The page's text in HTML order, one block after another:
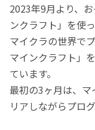
2023年9月より、
ンクラフト」を使
マイクラの世界で
マインクラフト」
ています。
最初の3ヶ月は、
リアしながらプロ